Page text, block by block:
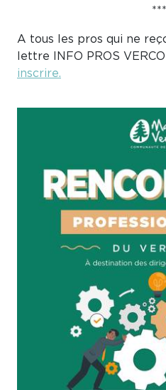
***
A tous les pros qui ne
lettre INFO PROS
inscrire.